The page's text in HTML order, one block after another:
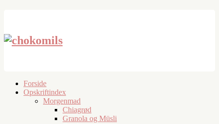
Forside
Opskriftindex
Morgenmad
Chiagrød
Granola og Müsli